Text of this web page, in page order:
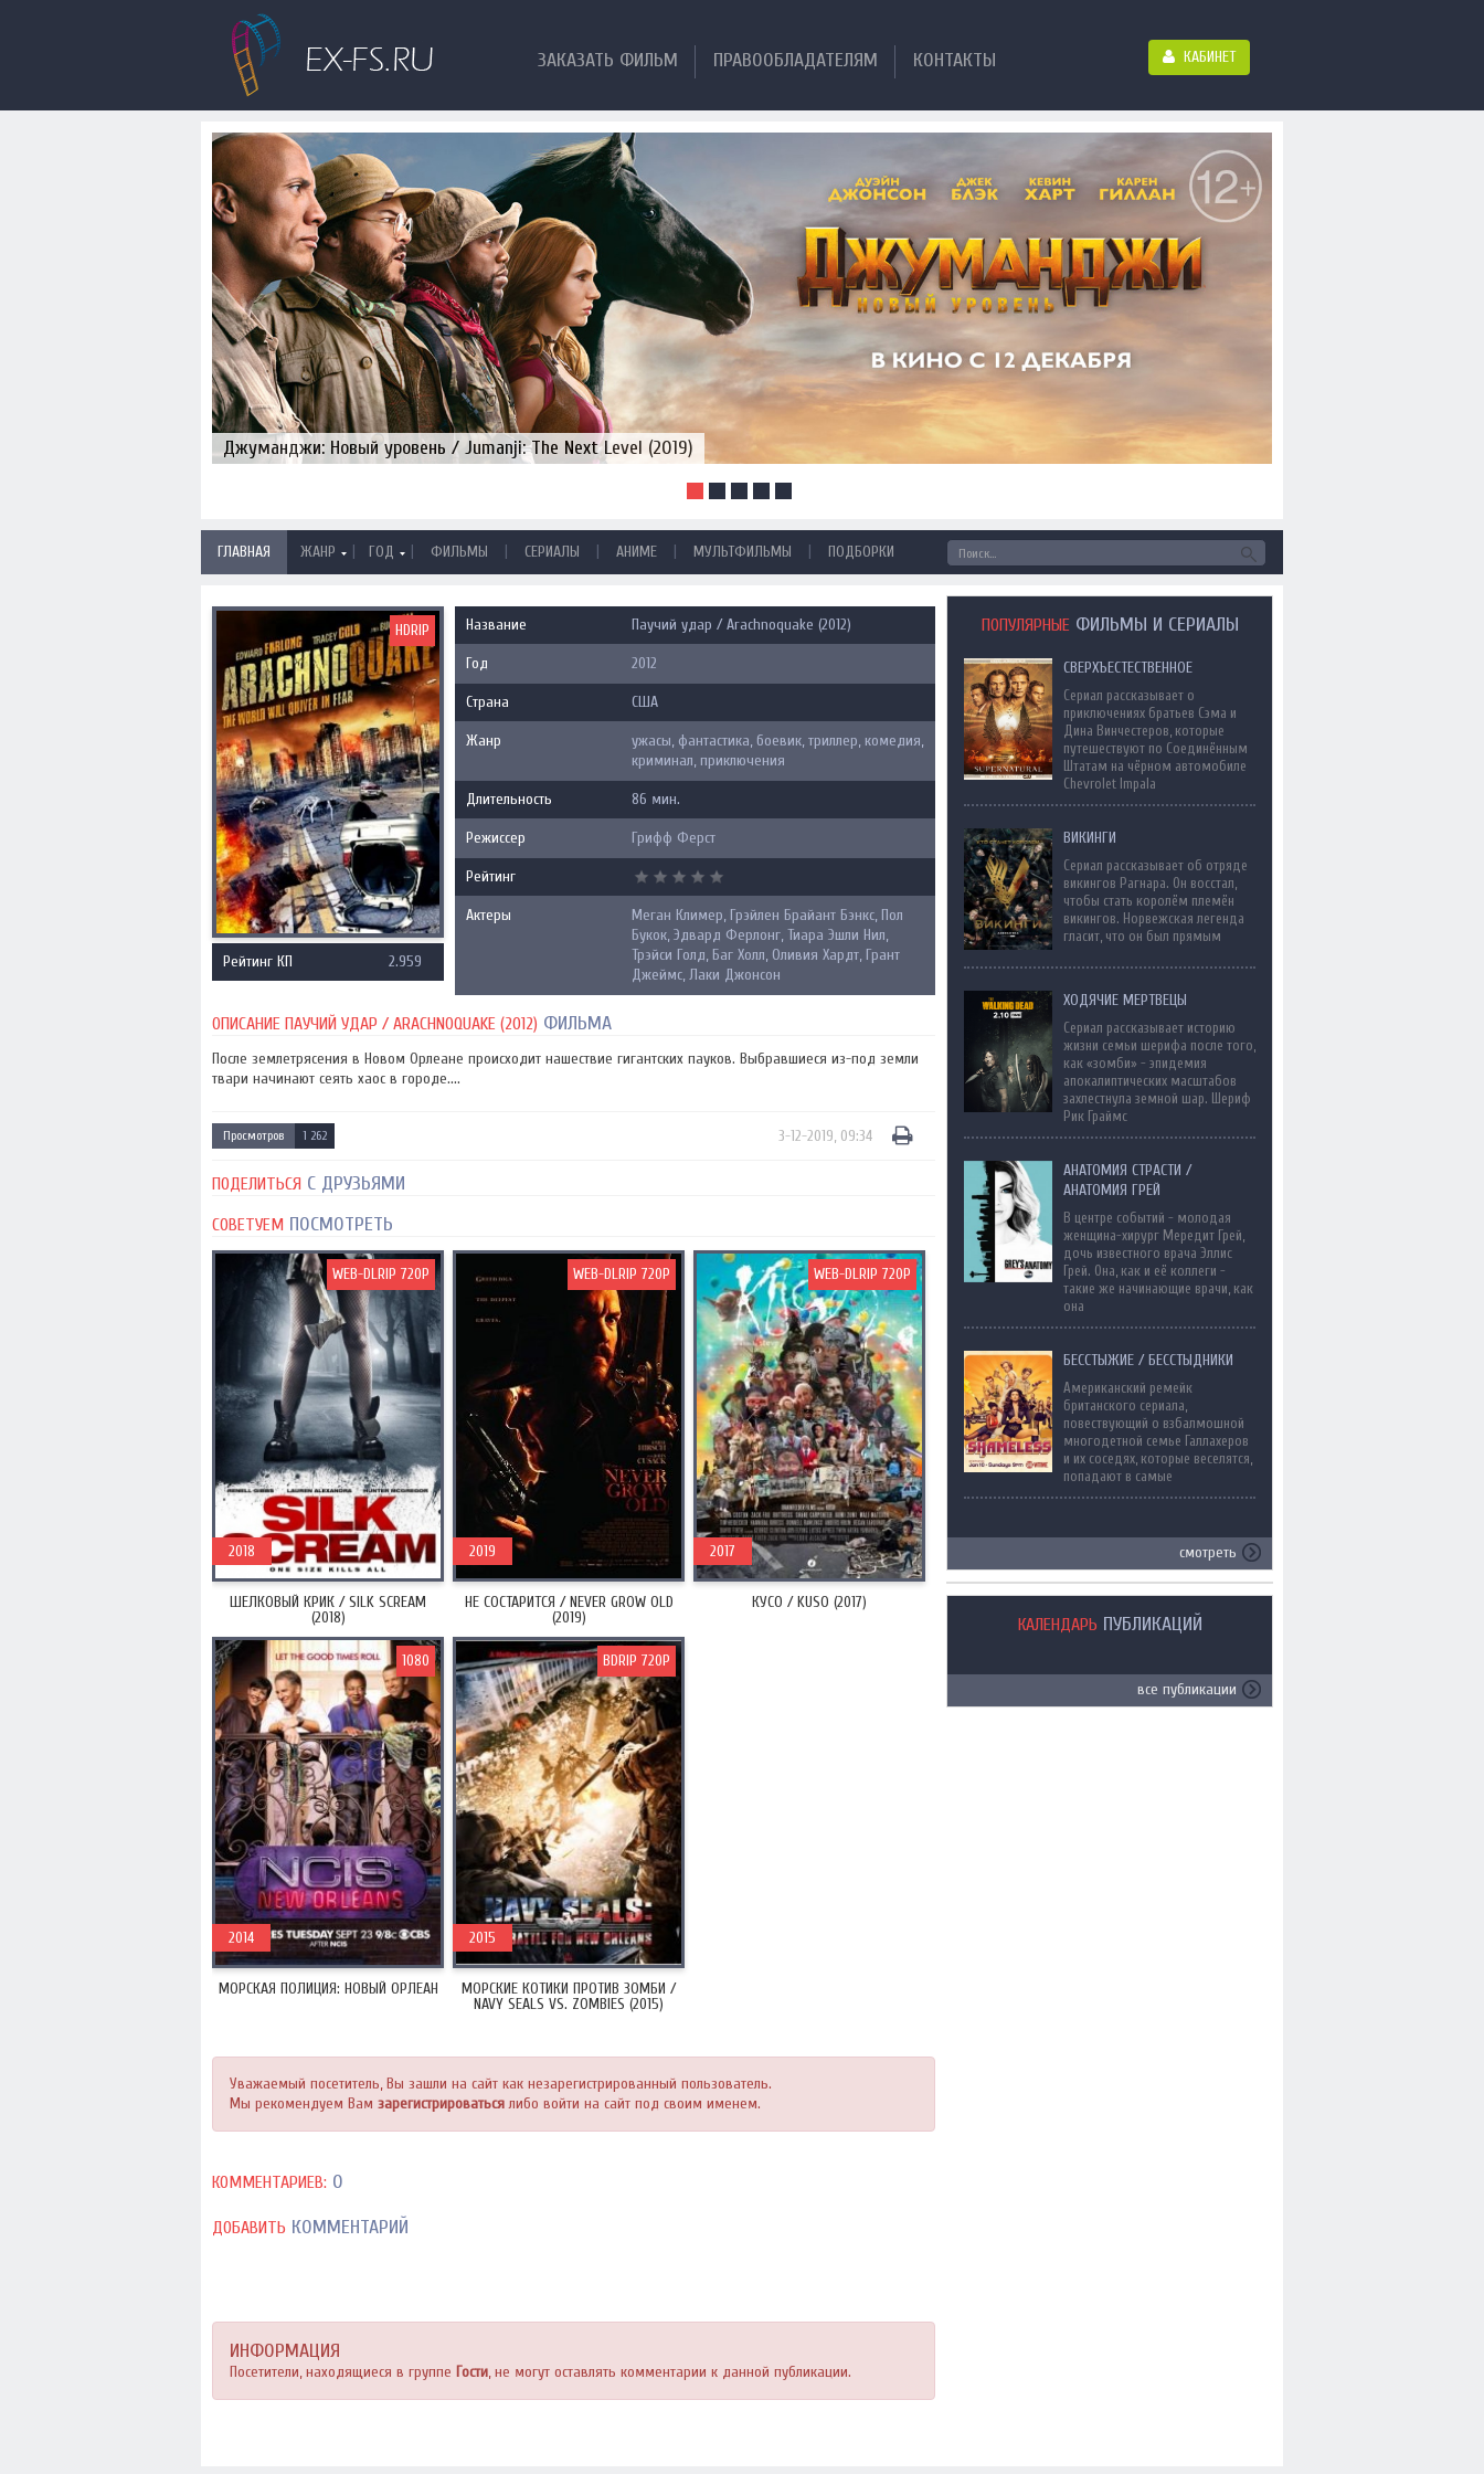
ЗАКАЗАТЬ ФИЛЬМ ПРАВООБЛАДАТЕЛЯМ КОНТАКТЫ КАБИНЕТ
Джуманджи: Новый уровень / Jumanji: The Next Level (2019)
ГЛАВНАЯ ЖАНР | ГОД | ФИЛЬМЫ | СЕРИАЛЫ | АНИМЕ | МУЛЬТФИЛЬМЫ | ПОДБОРКИ
HDRIP
Рейтинг КП 2.959
Название Паучий удар / Arachnoquake (2012)
Год 2012
Страна США
Жанр
ужасы, фантастика, боевик, триллер, комедия,
криминал, приключения
Длительность 86 мин.
Режиссер Грифф Ферст
Рейтинг
Актеры
Меган Климер, Грэйлен Брайант Бэнкс, Пол
Букок, Эдвард Ферлонг, Тиара Эшли Нил,
Трэйси Голд, Баг Холл, Оливия Хардт, Грант
Джеймс, Лаки Джонсон
ОПИСАНИЕ ПАУЧИЙ УДАР / ARACHNOQUAKE (2012) ФИЛЬМА
После землетрясения в Новом Орлеане происходит нашествие гигантских пауков. Выбравшиеся из-под земли
твари начинают сеять хаос в городе....
Просмотров 1 262 3-12-2019, 09:34
ПОДЕЛИТЬСЯ С ДРУЗЬЯМИ
СОВЕТУЕМ ПОСМОТРЕТЬ
ШЕЛКОВЫЙ КРИК / SILK SCREAM
(2018)
2018
WEB-DLRIP 720P
НЕ СОСТАРИТСЯ / NEVER GROW OLD
(2019)
2019
WEB-DLRIP 720P
КУСО / KUSO (2017)
2017
WEB-DLRIP 720P
МОРСКАЯ ПОЛИЦИЯ: НОВЫЙ ОРЛЕАН
2014
1080
МОРСКИЕ КОТИКИ ПРОТИВ ЗОМБИ /
NAVY SEALS VS. ZOMBIES (2015)
2015
BDRIP 720P
Уважаемый посетитель, Вы зашли на сайт как незарегистрированный пользователь.
Мы рекомендуем Вам зарегистрироватьсялибо войти на сайт под своим именем.
КОММЕНТАРИЕВ: 0
ДОБАВИТЬ КОММЕНТАРИЙ
ИНФОРМАЦИЯ
Посетители, находящиеся в группе Гости, не могут оставлять комментарии к данной публикации.
ПОПУЛЯРНЫЕ ФИЛЬМЫ И СЕРИАЛЫ
СВЕРХЪЕСТЕСТВЕННОЕ
Сериал рассказывает о
приключениях братьев Сэма и
Дина Винчестеров, которые
путешествуют по Соединённым
Штатам на чёрном автомобиле
Chevrolet Impala
ВИКИНГИ
Сериал рассказывает об отряде
викингов Рагнара. Он восстал,
чтобы стать королём племён
викингов. Норвежская легенда
гласит, что он был прямым
ХОДЯЧИЕ МЕРТВЕЦЫ
Сериал рассказывает историю
жизни семьи шерифа после того,
как «зомби» - эпидемия
апокалиптических масштабов
захлестнула земной шар. Шериф
Рик Граймс
АНАТОМИЯ СТРАСТИ /
АНАТОМИЯ ГРЕЙ
В центре событий - молодая
женщина-хирург Мередит Грей,
дочь известного врача Эллис
Грей. Она, как и её коллеги -
такие же начинающие врачи, как
она
БЕССТЫЖИЕ / БЕССТЫДНИКИ
Американский ремейк
британского сериала,
повествующий о взбалмошной
многодетной семье Галлахеров
и их соседях, которые веселятся,
попадают в самые
смотреть
КАЛЕНДАРЬ ПУБЛИКАЦИЙ
все публикации